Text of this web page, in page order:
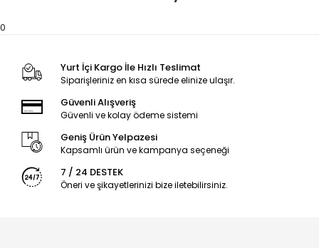
0
Yurt İçi Kargo İle Hızlı Teslimat
Siparişleriniz en kısa sürede elinize ulaşır.
Güvenli Alışveriş
Güvenli ve kolay ödeme sistemi
Geniş Ürün Yelpazesi
Kapsamlı ürün ve kampanya seçeneği
7 / 24 DESTEK
Öneri ve şikayetlerinizi bize iletebilirsiniz.